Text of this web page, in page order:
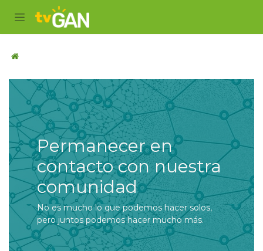
Permanecer en
contacto con nuestra
comunidad
No es mucho lo que podemos hacer solos,
pero juntos podemos hacer mucho más.